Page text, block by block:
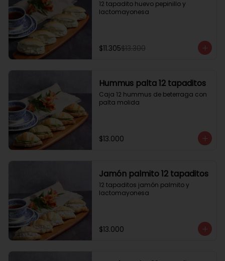
12 tapadito huevo pepinillo y
lactomayonesa
$11.305$13.300
Hummus palta 12 tapaditos
Caja 12 hummus de beterraga con
palta molida
$13.000
Jamón palmito 12 tapaditos
12 tapaditos jamón palmito y
lactomayonesa
$13.000